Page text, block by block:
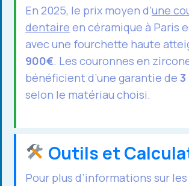
En 2025, le prix moyen d’une
dentaire en céramique à Paris
avec une fourchette haute
900€. Les couronnes en
bénéficient d’une garantie de 3
selon le matériau choisi.
Outils et
Pour plus d’informations sur